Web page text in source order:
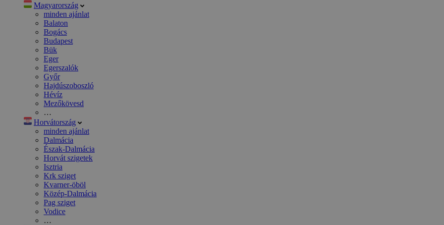
Magyarország
minden ajánlat
Balaton
Bogács
Budapest
Bük
Eger
Egerszalók
Győr
Hajdúszoboszló
Hévíz
Mezőkövesd
…
Horvátország
minden ajánlat
Dalmácia
Észak-Dalmácia
Horvát szigetek
Isztria
Krk sziget
Kvarner-öböl
Közép-Dalmácia
Pag sziget
Vodice
…